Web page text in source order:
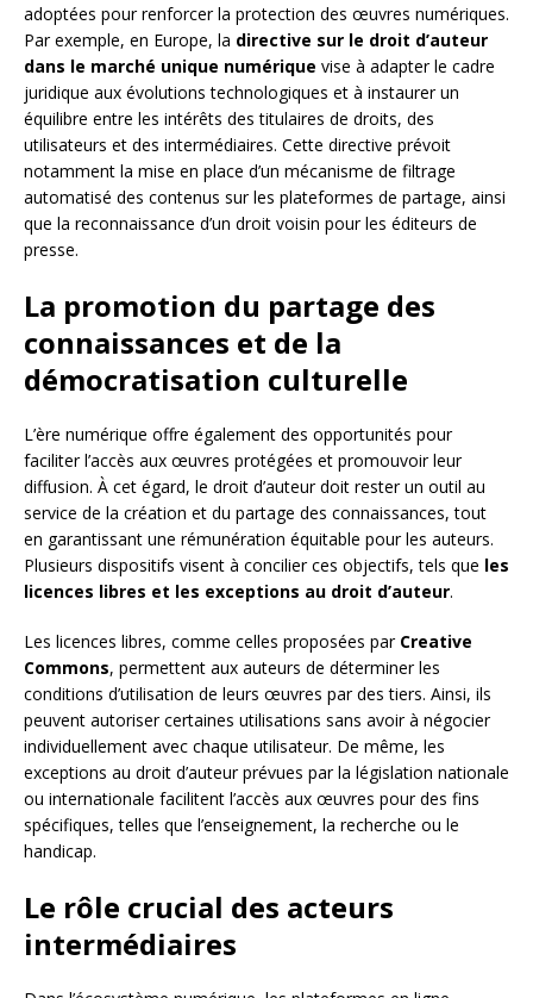
adoptées pour renforcer la protection des œuvres numériques.
Par exemple, en Europe, la directive sur le droit d’auteur
dans le marché unique numérique vise à adapter le cadre
juridique aux évolutions technologiques et à instaurer un
équilibre entre les intérêts des titulaires de droits, des
utilisateurs et des intermédiaires. Cette directive prévoit
notamment la mise en place d’un mécanisme de filtrage
automatisé des contenus sur les plateformes de partage, ainsi
que la reconnaissance d’un droit voisin pour les éditeurs de
presse.
La promotion du partage des
connaissances et de la
démocratisation culturelle
L’ère numérique offre également des opportunités pour
faciliter l’accès aux œuvres protégées et promouvoir leur
diffusion. À cet égard, le droit d’auteur doit rester un outil au
service de la création et du partage des connaissances, tout
en garantissant une rémunération équitable pour les auteurs.
Plusieurs dispositifs visent à concilier ces objectifs, tels que les
licences libres et les exceptions au droit d’auteur.
Les licences libres, comme celles proposées par Creative
Commons, permettent aux auteurs de déterminer les
conditions d’utilisation de leurs œuvres par des tiers. Ainsi, ils
peuvent autoriser certaines utilisations sans avoir à négocier
individuellement avec chaque utilisateur. De même, les
exceptions au droit d’auteur prévues par la législation nationale
ou internationale facilitent l’accès aux œuvres pour des fins
spécifiques, telles que l’enseignement, la recherche ou le
handicap.
Le rôle crucial des acteurs
intermédiaires